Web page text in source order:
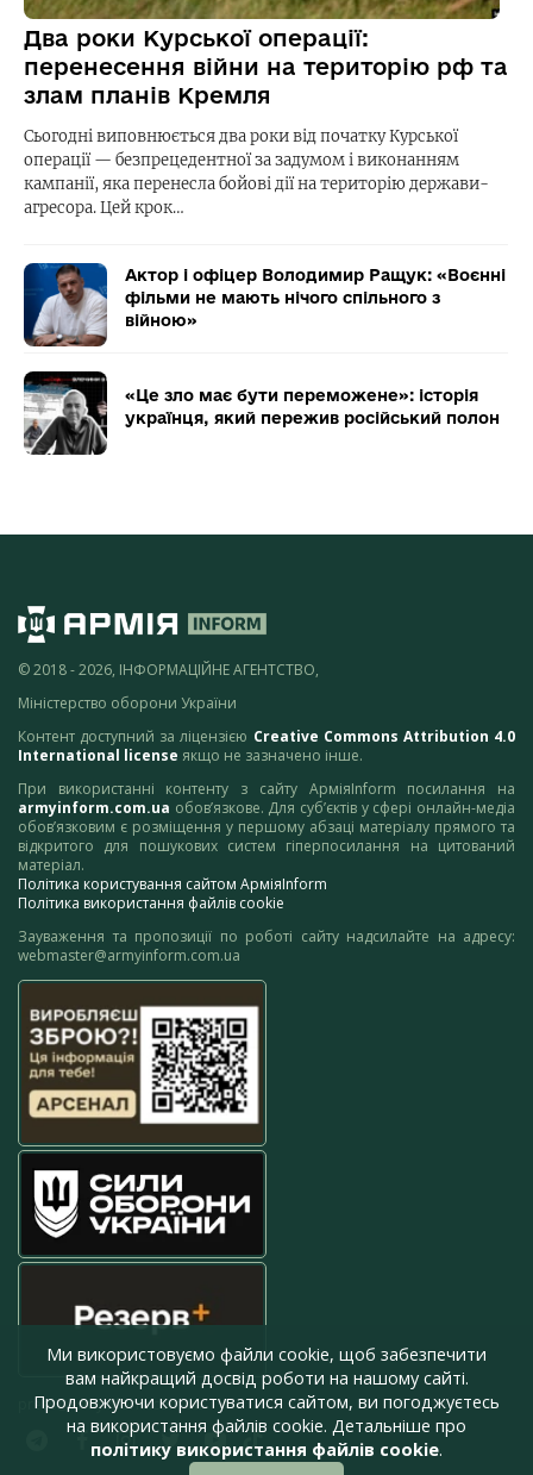
Два роки Курської операції:
перенесення війни на територію рф та
злам планів Кремля
Сьогодні виповнюється два роки від початку Курської
операції — безпрецедентної за задумом і виконанням
кампанії, яка перенесла бойові дії на територію держави-
агресора. Цей крок…
Актор і офіцер Володимир Ращук: «Воєнні
фільми не мають нічого спільного з
війною»
«Це зло має бути переможене»: історія
українця, який пережив російський полон
© 2018 - 2026, ІНФОРМАЦІЙНЕ АГЕНТСТВО,
Міністерство оборони України
Контент доступний за ліцензією Creative Commons Attribution 4.0
International license якщо не зазначено інше.
При використанні контенту з сайту АрміяInform посилання на
armyinform.com.ua обов’язкове. Для суб’єктів у сфері онлайн-медіа
обов’язковим є розміщення у першому абзаці матеріалу прямого та
відкритого для пошукових систем гіперпосилання на цитований
матеріал.
Політика користування сайтом АрміяInform
Політика використання файлів cookie
Зауваження та пропозиції по роботі сайту надсилайте на адресу:
webmaster@armyinform.com.ua
press@armyinform.com.ua
Ми використовуємо файли cookie, щоб забезпечити
вам найкращий досвід роботи на нашому сайті.
Продовжуючи користуватися сайтом, ви погоджуєтесь
на використання файлів cookie. Детальніше про
політику використання файлів cookie.